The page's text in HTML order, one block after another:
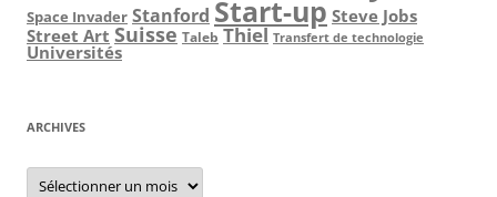
Space Invader Stanford Start-up Steve Jobs
Street Art Suisse Taleb Thiel Transfert de technologie
Universités
ARCHIVES
Archives